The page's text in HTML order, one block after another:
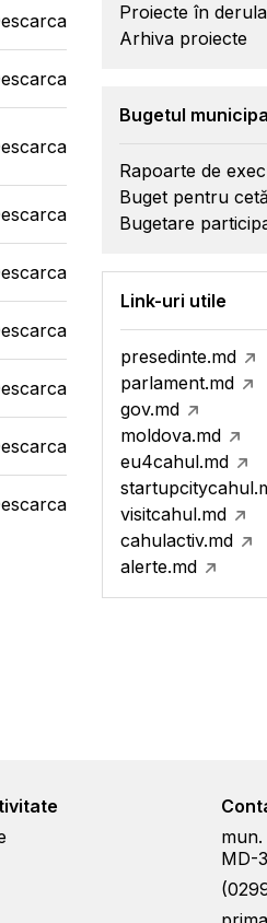
Proiecte în
Arhiva proiecte
Bugetul
Rapoarte de
Buget pentru
Bugetare
Link-uri utile
presedinte.md
parlament.md
gov.md
moldova.md
eu4cahul.md
visitcahul.md
cahulactiv.md
alerte.md
MD-